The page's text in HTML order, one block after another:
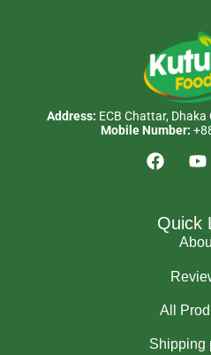
Address: ECB Chattar,
Mobile Number:
Quick
All
Shipping